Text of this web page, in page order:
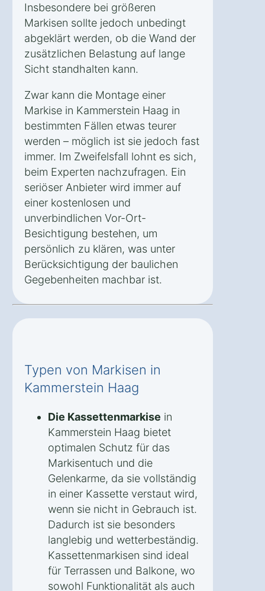
Insbesondere bei größeren
Markisen sollte jedoch unbedingt
abgeklärt werden, ob die Wand der
zusätzlichen Belastung auf lange
Sicht standhalten kann.
Zwar kann die Montage einer
Markise in Kammerstein Haag in
bestimmten Fällen etwas teurer
werden – möglich ist sie jedoch fast
immer. Im Zweifelsfall lohnt es sich,
beim Experten nachzufragen. Ein
seriöser Anbieter wird immer auf
einer kostenlosen und
unverbindlichen Vor-Ort-
Besichtigung bestehen, um
persönlich zu klären, was unter
Berücksichtigung der baulichen
Gegebenheiten machbar ist.
Typen von Markisen in
Kammerstein Haag
Die Kassettenmarkise in
Kammerstein Haag bietet
optimalen Schutz für das
Markisentuch und die
Gelenkarme, da sie vollständig
in einer Kassette verstaut wird,
wenn sie nicht in Gebrauch ist.
Dadurch ist sie besonders
langlebig und wetterbeständig.
Kassettenmarkisen sind ideal
für Terrassen und Balkone, wo
sowohl Funktionalität als auch